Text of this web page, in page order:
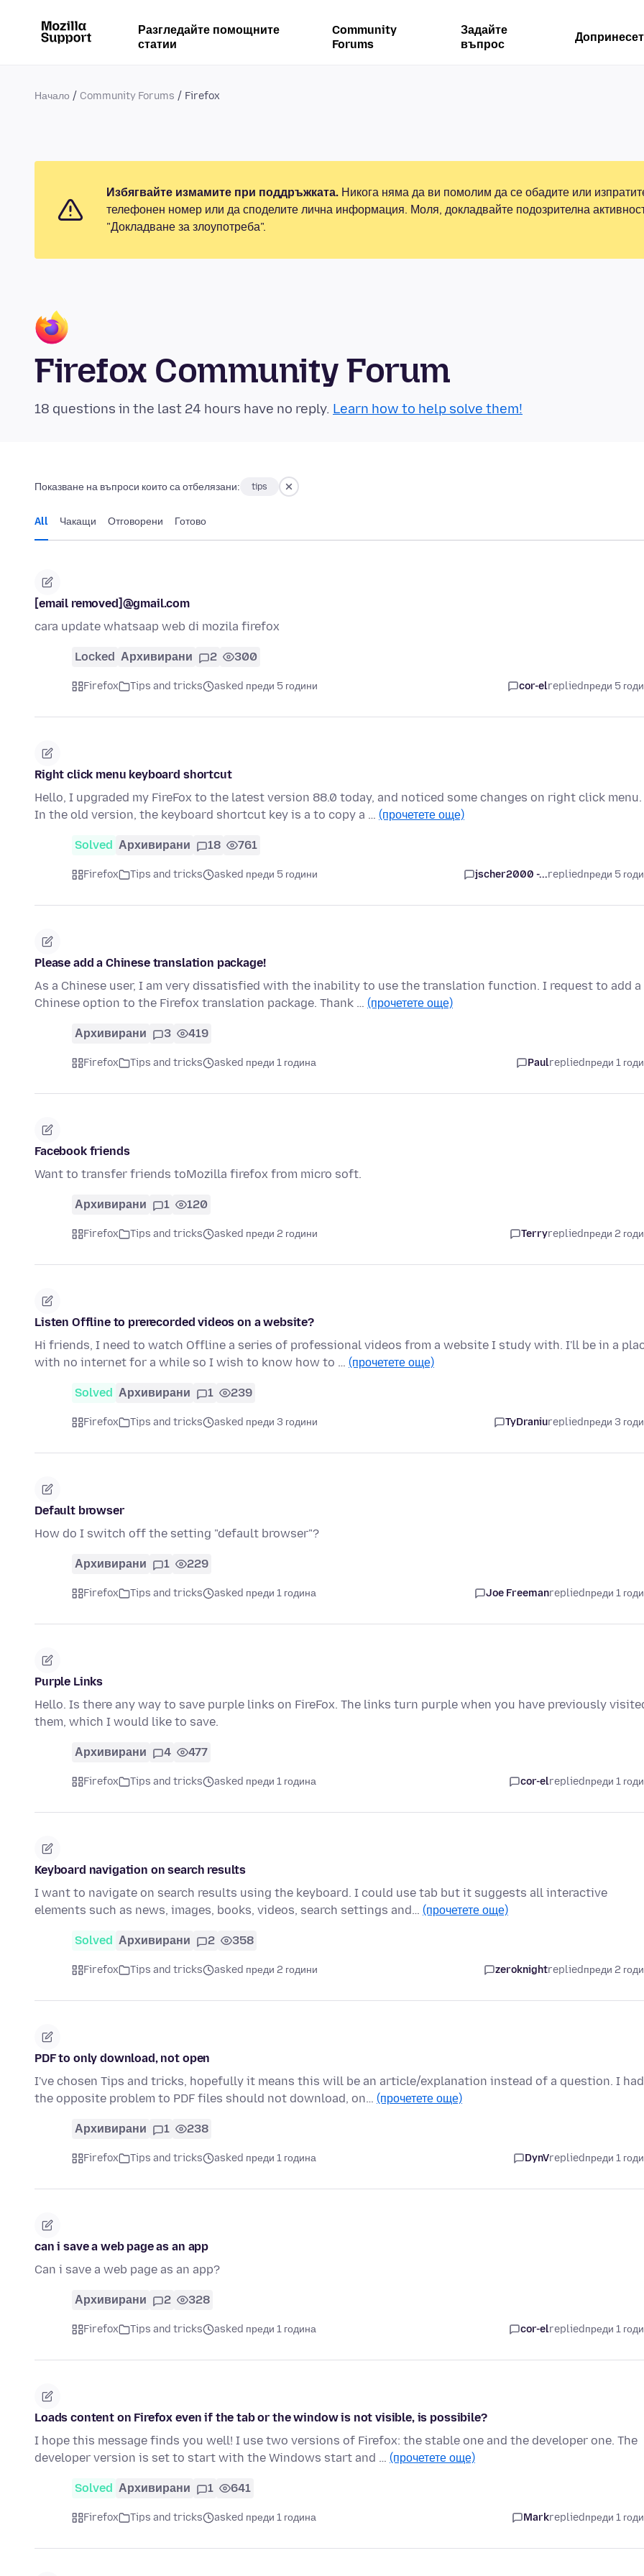
Разгледайте помощните
статии
Community
Forums
Задайте
въпрос
Начало Community Forums Firefox
Избягвайте измамите при поддръжката. Никога няма да ви помолим да се обадите или
телефонен номер или да споделите лична информация. Моля, докладвайте подозрителна
"Докладване за злоупотреба".
Firefox Community Forum
18 questions in the last 24 hours have no reply. Learn how to help solve them!
Показване на въпроси които са отбелязани: tips
All Чакащи Отговорени Готово
[email removed]@gmail.com
cara update whatsaap web di mozila firefox
Locked Архивирани 2 300
Firefox Tips and tricks asked преди 5 години cor-elrepliedпреди 5
Right click menu keyboard shortcut
Hello, I upgraded my FireFox to the latest version 88.0 today, and noticed some changes on right click menu.
In the old version, the keyboard shortcut key is a to copy a … (прочетете още)
Solved Архивирани 18 761
Firefox Tips and tricks asked преди 5 години jscher2000 -...repliedпреди 5
Please add a Chinese translation package!
As a Chinese user, I am very dissatisfied with the inability to use the translation function. I request to add a
Chinese option to the Firefox translation package. Thank … (прочетете още)
Архивирани 3 419
Firefox Tips and tricks asked преди 1 година Paulrepliedпреди 1
Facebook friends
Want to transfer friends toMozilla firefox from micro soft.
Архивирани 1 120
Firefox Tips and tricks asked преди 2 години Terryrepliedпреди 2
Listen Offline to prerecorded videos on a website?
Hi friends, I need to watch Offline a series of professional videos from a website I study with. I'll be in a
with no internet for a while so I wish to know how to … (прочетете още)
Solved Архивирани 1 239
Firefox Tips and tricks asked преди 3 години TyDraniurepliedпреди 3
Default browser
How do I switch off the setting "default browser"?
Архивирани 1 229
Firefox Tips and tricks asked преди 1 година Joe Freemanrepliedпреди 1
Purple Links
Hello. Is there any way to save purple links on FireFox. The links turn purple when you have previously
them, which I would like to save.
Архивирани 4 477
Firefox Tips and tricks asked преди 1 година cor-elrepliedпреди 1
Keyboard navigation on search results
I want to navigate on search results using the keyboard. I could use tab but it suggests all interactive
elements such as news, images, books, videos, search settings and… (прочетете още)
Solved Архивирани 2 358
Firefox Tips and tricks asked преди 2 години zeroknightrepliedпреди 2
PDF to only download, not open
I've chosen Tips and tricks, hopefully it means this will be an article/explanation instead of a question. I had
the opposite problem to PDF files should not download, on… (прочетете още)
Архивирани 1 238
Firefox Tips and tricks asked преди 1 година DynVrepliedпреди 1
can i save a web page as an app
Can i save a web page as an app?
Архивирани 2 328
Firefox Tips and tricks asked преди 1 година cor-elrepliedпреди 1
Loads content on Firefox even if the tab or the window is not visible, is possibile?
I hope this message finds you well! I use two versions of Firefox: the stable one and the developer one. The
developer version is set to start with the Windows start and … (прочетете още)
Solved Архивирани 1 641
Firefox Tips and tricks asked преди 1 година Markrepliedпреди 1